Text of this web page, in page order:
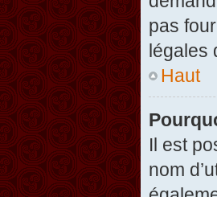
pas
légales
Haut
Il est
nom